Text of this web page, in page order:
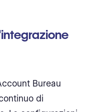
Bureau
di